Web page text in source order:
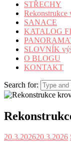
STŘECHY
Rekonstrukce
SANACE
KATALOG
SLOVNÍK
O BLOGU
KONTAKT
Search for:
20.3.202620.3.2026